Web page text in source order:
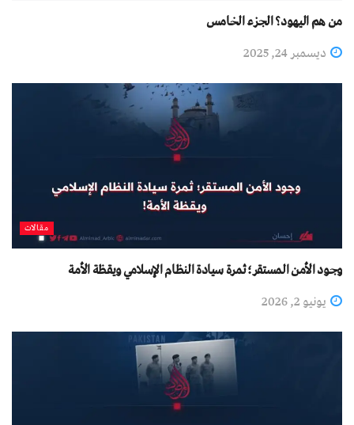
من هم اليهود؟ الجزء الخامس
ديسمبر 24, 2025
مقالات
وجود الأمن المستقر؛ ثمرة سيادة النظام الإسلامي ويقظة الأمة
يونيو 2, 2026